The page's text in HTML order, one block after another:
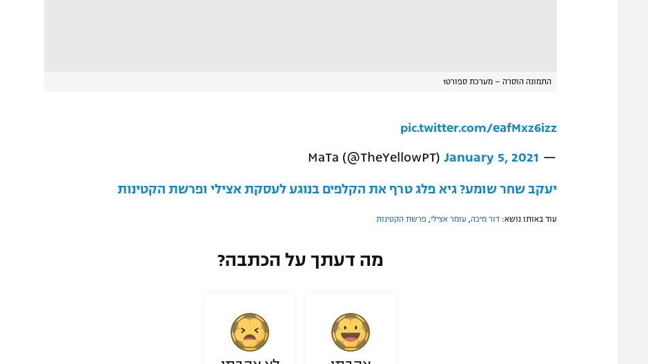
התמונה הוסרה – מערכת ספורט1
pic.twitter.com/eafMxz6izz
— MaTa (@TheYellowPT)
January 5, 2021
יעקב שחר שומע? גיא פלג טרף את הקלפים בנוגע לעסקת אצילי ופרשת הקטינות
עוד באותו נושא: דור מיכה עומר אצילי פרשת הקטינות
מה דעתך על הכתבה?